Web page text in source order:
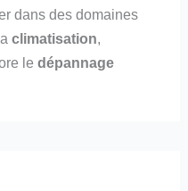
dans des domaines
climatisation,
ledépannage